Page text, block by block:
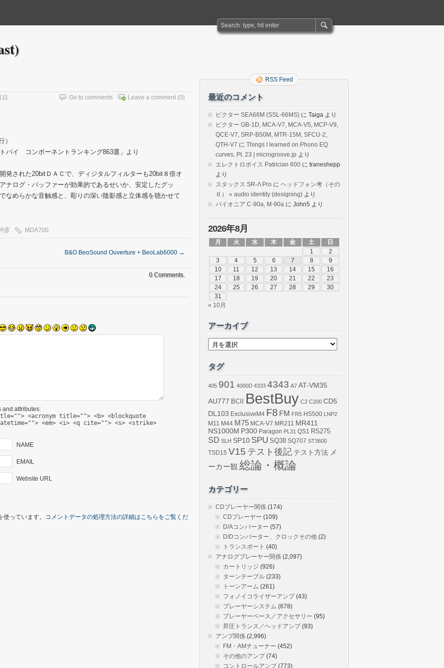
Leave a comment (0)
Go to comments
）
バイ コンポーネントランキング863選」より
発された20bitＤＡＣで、ディジタルフィルターも20bit８倍オ
ナログ・バッファーが効果的であるせいか、安定したグッ
なめらかな音触感と、彫りの深い陰影感と立体感を聴かせて
彦 MDA700
B&O BeoSound Ouverture + BeoLab6000 →
0 Comments.
and attributes:
<acronym title=""> <b> <blockquote
<em> <i> <q cite=""> <s> <strike>
NAME
EMAIL
Website URL
っています。 コメントデータの処理方法の詳細はこちらをご覧くだ
RSS Feed
最近のコメント
ビクター SEA66M (SSL-66MS) に Taiga より
ビクター GB-1D, MCA-V7, MCA-V5, MCP-V9,
QCE-V7, SRP-B50M, MTR-15M, SFCU-2,
QTH-V7 に Things I learned on Phono EQ
curves, Pt. 23 | microgroove.jp より
エレクトロボイス Patrician 600 に traneshepp
より
スタックス SR-Λ Pro に ヘッドフォン考（その
６） « audio identity (designing) より
パイオニア C-90a, M-90a に John5 より
2026年8月
月 火 水 木 金 土
日
1
2
3
4 5 6 7 8
9
10
11 12 13 14 15
16
17
18 19 20 21 22
23
24
25 26 27 28 29
30
31
« 10月
アーカイブ
ア
イ
ブ
タグ
405 901 4000D 4333 4343 A7 AT-VM35
AU777 BCII BestBuy C2 C200 CD5
DL103 ExclusiveM4 F8 FM FR5 HS500 LNP2
M11
M44 M75 MCA-V7 MR211 MR411
NS1000M P300 Paragon PL31 QS1 RS275
SD SLH SP10 SPU SQ38 SQ707 ST3600
TSD15 V15 テスト後記 テスト方法 メ
ーカー観 総論・概論
カテゴリー
CDプレーヤー関係 (174)
CDプレーヤー (109)
D/Aコンバーター (57)
D/Dコンバーター、クロックその他 (2)
トランスボート (40)
アナログプレーヤー関係 (2,097)
カートリッジ (926)
ターンテーブル (233)
トーンアーム (261)
フォノイコライザーアンプ(43)
プレーヤーシステム (678)
プレーヤーベース／アクセサリー (95)
昇圧トランス／ヘッドアンプ(93)
アンプ関係 (2,996)
FM・AMチューナー (452)
その他のアンプ(74)
コントロールアンプ(773)